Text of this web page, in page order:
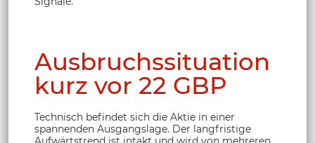
Ausbruchssituation
kurz vor 22 GBP
Technisch befindet sich die Aktie in einer
spannenden Ausgangslage. Der langfristige